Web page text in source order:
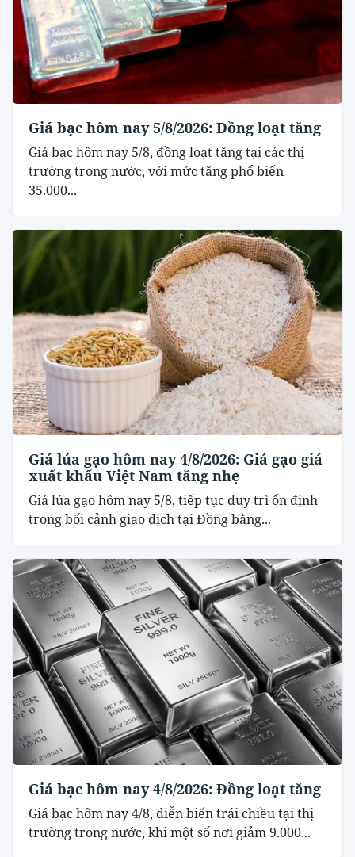
Giá bạc hôm nay 5/8/2026: Đồng loạt tăng
Giá bạc hôm nay 5/8, đồng loạt tăng tại các thị
trường trong nước, với mức tăng phổ biến
35.000...
Giá lúa gạo hôm nay 4/8/2026: Giá gạo giá
xuất khẩu Việt Nam tăng nhẹ
Giá lúa gạo hôm nay 5/8, tiếp tục duy trì ổn định
trong bối cảnh giao dịch tại Đồng bằng...
Giá bạc hôm nay 4/8/2026: Đồng loạt tăng
Giá bạc hôm nay 4/8, diễn biến trái chiều tại thị
trường trong nước, khi một số nơi giảm 9.000...